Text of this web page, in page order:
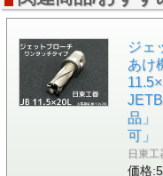
ジェ
あけ
品」
可」
日東工
価格